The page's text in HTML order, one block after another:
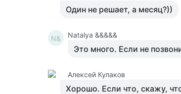
Один не решает, а месяц?))
N& Natalya &&&&&
Это много. Если не
Алексей Кулаков
Хорошо. Если что, скажу,